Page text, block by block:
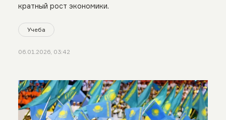
кратный рост экономики.
Учеба
06.01.2026, 03:42